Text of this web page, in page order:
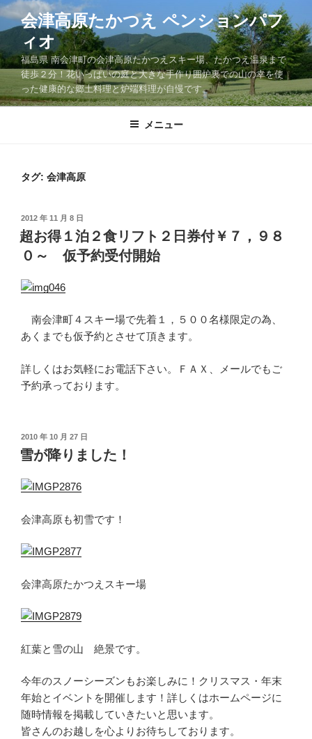
コ
ン
ツ
へ
ス
会津高原たかつえ ペンションパフ
ィオ
福島県 南会津町の会津高原たかつえスキー場、たかつえ温泉まで
徒歩２分！花いっぱいの庭と大きな手作り囲炉裏での山の幸を使
った健康的な郷土料理と炉端料理が自慢です。
メニュー
タグ: 会津高原
投
稿
日:
2012 年 11 月 8 日
超お得１泊２食リフト２日券付￥７，９８
０～ 仮予約受付開始
南会津町４スキー場で先着１，５００名様限定の為、
あくまでも仮予約とさせて頂きます。
詳しくはお気軽にお電話下さい。ＦＡＸ、メールでもご
予約承っております。
投
稿
日:
2010 年 10 月 27 日
雪が降りました！
会津高原も初雪です！
会津高原たかつえスキー場
紅葉と雪の山 絶景です。
今年のスノーシーズンもお楽しみに！クリスマス・年末
年始とイベントを開催します！詳しくはホームページに
随時情報を掲載していきたいと思います。
皆さんのお越しを心よりお待ちしております。